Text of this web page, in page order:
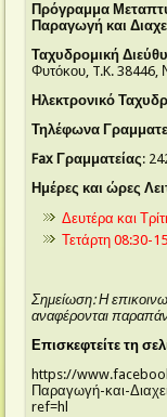
Πρόγραμμα
Παραγωγή και
Ταχυδρομική
Φυτόκου, T.K. 38446,
Ηλεκτρονικό
Τηλέφωνα
Fax Γραμματείας:
Ημέρες και ώρες
Δευτέρα και
Τετάρτη 08:30-
Σημείωση: Η
αναφέρονται
Επισκεφτείτε τη
https://
Παραγωγή-και-
ref=hl